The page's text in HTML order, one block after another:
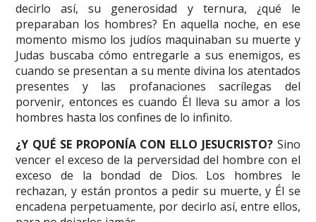
decirlo así, su generosidad y ternura, ¿qué le
preparaban los hombres? En aquella noche, en ese
momento mismo los judíos maquinaban su muerte y
Judas buscaba cómo entregarle a sus enemigos, es
cuando se presentan a su mente divina los atentados
presentes y las profanaciones sacrílegas del
porvenir, entonces es cuando Él lleva su amor a los
hombres hasta los confines de lo infinito.
¿Y QUÉ SE PROPONÍA CON ELLO JESUCRISTO?Sino
vencer el exceso de la perversidad del hombre con el
exceso de la bondad de Dios. Los hombres le
rechazan, y están prontos a pedir su muerte, y Él se
encadena perpetuamente, por decirlo así, entre ellos,